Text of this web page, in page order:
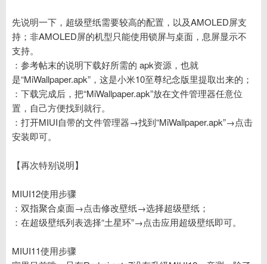
先说明一下，超级壁纸需要较高的配置，以及AMOLED屏支
持；非AMOLED屏的机型只能使用锁屏与桌面，息屏显示不
支持。
：参考帖末的说明下载好所需的 apk资源，也就
是“MiWallpaper.apk”，这是小米10至尊纪念版里提取出来的；
：下载完成后，把“MiWallpaper.apk”放在文件管理器任意位
置，自己方便找到就行。
：打开MIUI自带的文件管理器→找到“MiWallpaper.apk”→点击
安装即可。
【再次特别说明】
MIUI12使用步骤
：双指聚合桌面→点击修改壁纸→选择超级壁纸；
：在超级壁纸列表选择“土星环”→点击应用超级壁纸即可。
MIUI11使用步骤